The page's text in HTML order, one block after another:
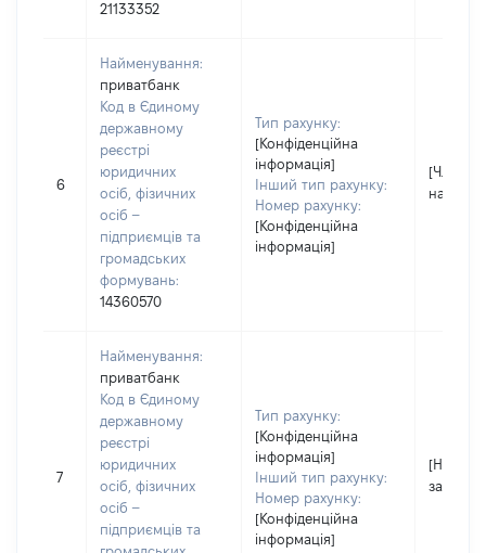
21133352
6
Найменування:
приватбанк
Код в Єдиному
державному
реєстрі
юридичних
осіб, фізичних
осіб –
підприємців та
громадських
формувань:
14360570
Тип рахунку:
[Конфіденційна
інформація]
Інший тип рахунку:
Номер рахунку:
[Конфіденційна
інформація]
[Член
надав
7
Найменування:
приватбанк
Код в Єдиному
державному
реєстрі
юридичних
осіб, фізичних
осіб –
підприємців та
Тип рахунку:
[Конфіденційна
інформація]
Інший тип рахунку:
Номер рахунку:
[Конфіденційна
інформація]
[Не